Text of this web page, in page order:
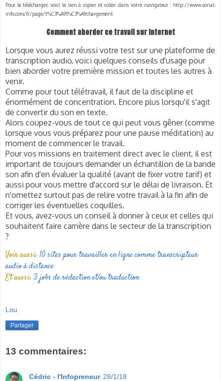
Pour le télécharger, voici le lien à copier et coller dans votre navigateur : http://www.sonal-
info.com/fr/page/t%C3%A9l%C3%A9chargement
Comment aborder ce travail sur internet
Lorsque vous aurez réussi votre test sur une plateforme de
transcription audio, voici quelques conseils d'usage pour
bien aborder votre première mission et toutes les autres à
venir.
Comme pour tout télétravail, il faut de la discipline et
énormément de concentration. Encore plus lorsqu'il s'agit
de convertir du son en texte.
Alors coupez-vous de tout ce qui peut vous gêner (comme
lorsque vous vous préparez pour une pause méditation) au
moment de commencer le travail.
Pour vos missions en traitement direct avec le client, il est
important de toujours demander un échantillon de la bande
son afin d'en évaluer la qualité (avant de fixer votre tarif) et
aussi pour vous mettre d'accord sur le délai de livraison. Et
n'omettez surtout pas de relire votre travail à la fin afin de
corriger les éventuelles coquilles.
Et vous, avez-vous un conseil à donner à ceux et celles qui
souhaitent faire carrière dans le secteur de la transcription
?
Voir aussi: 10 sites pour travailler en ligne comme transcripteur
audio à distance
Et aussi: 3 jobs de rédaction et/ou traduction
Lou
Partager
13 commentaires:
Cédric - l'Infopreneur 28/1/18